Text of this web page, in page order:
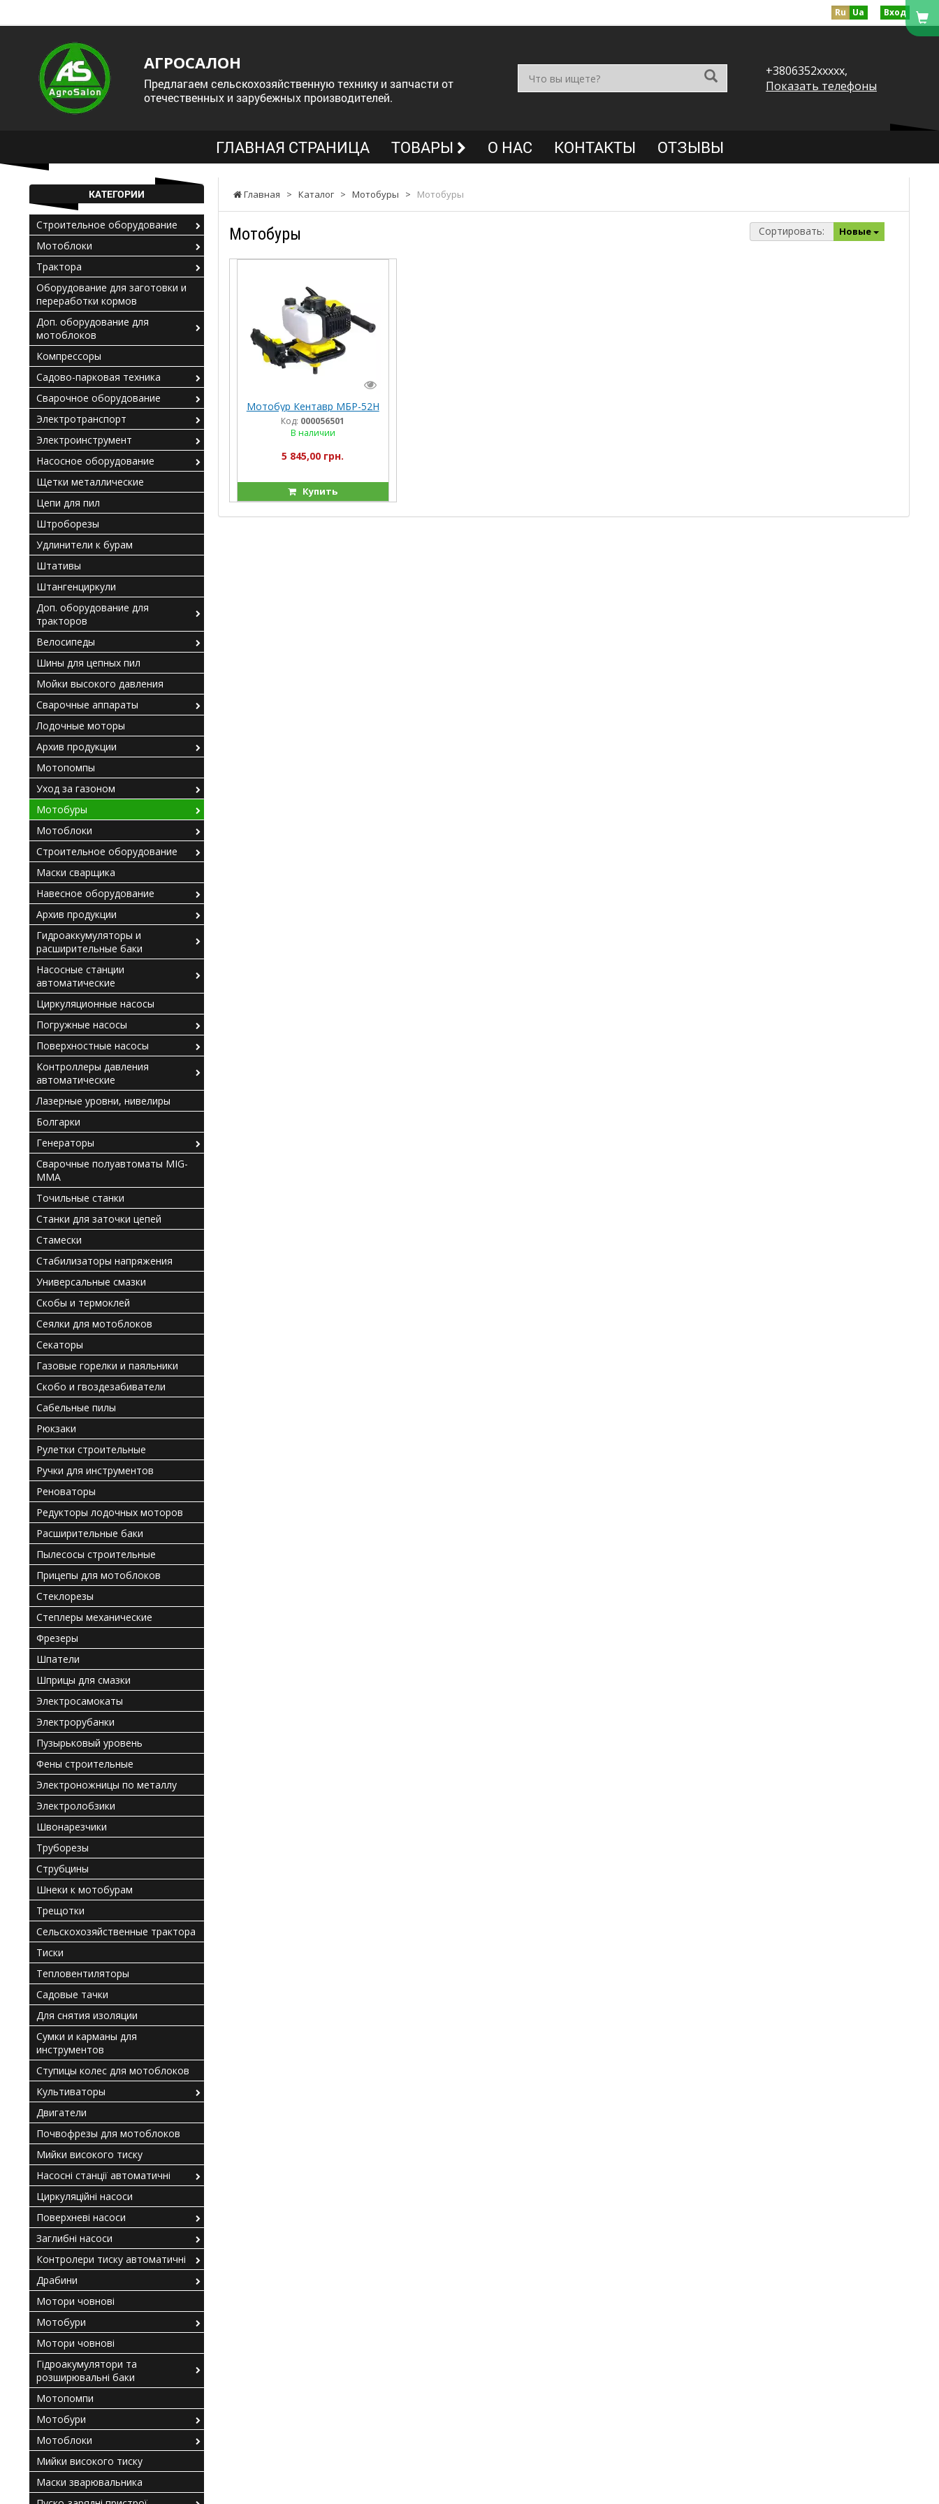
Ru Ua Вход
АГРОСАЛОН
Предлагаем сельскохозяйственную технику и запчасти от
отечественных и зарубежных производителей.
+3806352xxxxx,
Показать телефоны
ГЛАВНАЯ СТРАНИЦА ТОВАРЫ О НАС КОНТАКТЫ ОТЗЫВЫ
Главная > Каталог > Мотобуры > Мотобуры
Мотобуры Сортировать: Новые
Мотобур Кентавр МБР-52Н
Код: 000056501
В наличии
5 845,00 грн.
Купить
КАТЕГОРИИ
Строительное оборудование
Мотоблоки
Трактора
Оборудование для заготовки и
переработки кормов
Доп. оборудование для
мотоблоков
Компрессоры
Садово-парковая техника
Сварочное оборудование
Электротранспорт
Электроинструмент
Насосное оборудование
Щетки металлические
Цепи для пил
Штроборезы
Удлинители к бурам
Штативы
Штангенциркули
Доп. оборудование для
тракторов
Велосипеды
Шины для цепных пил
Мойки высокого давления
Сварочные аппараты
Лодочные моторы
Архив продукции
Мотопомпы
Уход за газоном
Мотобуры
Мотоблоки
Строительное оборудование
Маски сварщика
Навесное оборудование
Архив продукции
Гидроаккумуляторы и
расширительные баки
Насосные станции
автоматические
Циркуляционные насосы
Погружные насосы
Поверхностные насосы
Контроллеры давления
автоматические
Лазерные уровни, нивелиры
Болгарки
Генераторы
Сварочные полуавтоматы MIG-
MMA
Точильные станки
Станки для заточки цепей
Стамески
Стабилизаторы напряжения
Универсальные смазки
Скобы и термоклей
Сеялки для мотоблоков
Секаторы
Газовые горелки и паяльники
Скобо и гвоздезабиватели
Сабельные пилы
Рюкзаки
Рулетки строительные
Ручки для инструментов
Реноваторы
Редукторы лодочных моторов
Расширительные баки
Пылесосы строительные
Прицепы для мотоблоков
Стеклорезы
Степлеры механические
Фрезеры
Шпатели
Шприцы для смазки
Электросамокаты
Электрорубанки
Пузырьковый уровень
Фены строительные
Электроножницы по металлу
Электролобзики
Швонарезчики
Труборезы
Струбцины
Шнеки к мотобурам
Трещотки
Сельскохозяйственные трактора
Тиски
Тепловентиляторы
Садовые тачки
Для снятия изоляции
Сумки и карманы для
инструментов
Ступицы колес для мотоблоков
Культиваторы
Двигатели
Почвофрезы для мотоблоков
Мийки високого тиску
Насосні станції автоматичні
Циркуляційні насоси
Поверхневі насоси
Заглибні насоси
Контролери тиску автоматичні
Драбини
Мотори човнові
Мотобури
Мотори човнові
Гідроакумулятори та
розширювальні баки
Мотопомпи
Мотобури
Мотоблоки
Мийки високого тиску
Маски зварювальника